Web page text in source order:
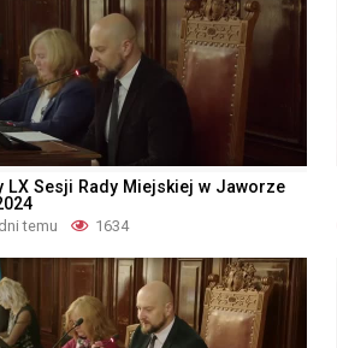
LX Sesji Rady Miejskiej w Jaworze
temu 1634